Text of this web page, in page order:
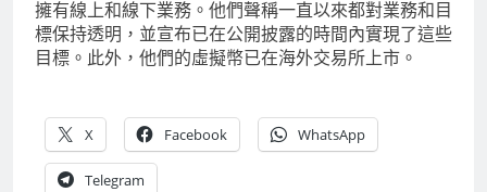
擁有線上和線下業務。他們聲稱一直以來都對業務和目
標保持透明，並宣布已在公開披露的時間內實現了這些
目標。此外，他們的虛擬幣已在海外交易所上市。
X Facebook WhatsApp
Telegram